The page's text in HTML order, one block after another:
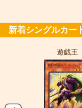
新着シングルカー
遊戯王